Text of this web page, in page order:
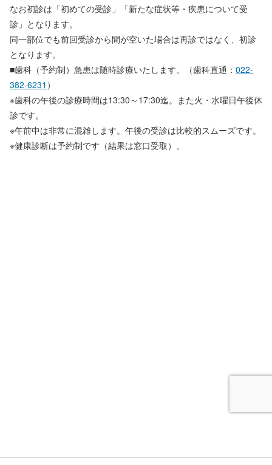
なお初診は「初めての受診」「新たな症状等・疾患について受
診」となります。
同一部位でも前回受診から間が空いた場合は再診ではなく、初診
となります。
■歯科（予約制）急患は随時診療いたします。（歯科直通： 022-
382-6231 ）
※歯科の午後の診療時間は13:30～17:30迄。また火・水曜日午後休
診です。
※午前中は非常に混雑します。午後の受診は比較的スムーズです。
※健康診断は予約制です（結果は窓口受取）。